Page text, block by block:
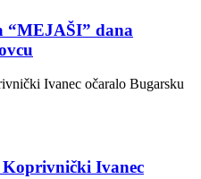
“MEJAŠI” dana
Ivanec